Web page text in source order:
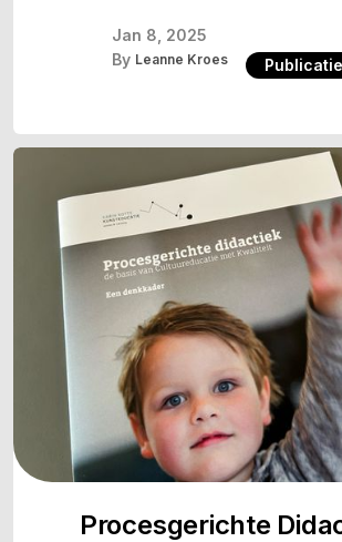
Jan 8, 2025
By Leanne Kroes Publicatie
Procesgerichte